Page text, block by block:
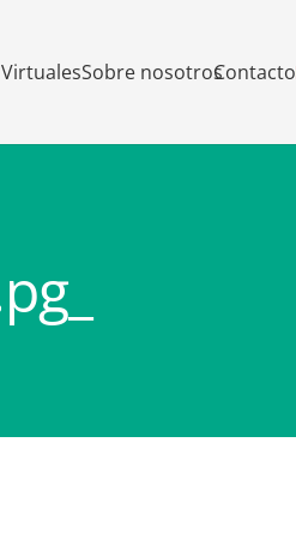
Sobre nosotrosContacto